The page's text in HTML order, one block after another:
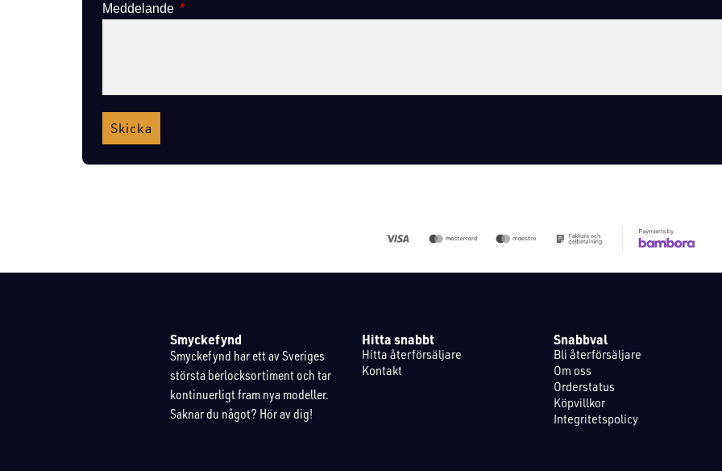
Meddelande
Skicka
Smyckefynd
Smyckefynd har ett av Sveriges
största berlocksortiment och tar
kontinuerligt fram nya modeller.
Saknar du något? Hör av dig!
Hitta snabbt
Hitta återförsäljare
Kontakt
Snabbval
Bli återförsäljare
Om oss
Orderstatus
Köpvillkor
Integritetspolicy